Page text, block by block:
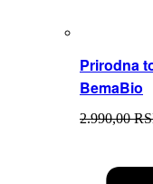
Prirodna
BemaBio
2.990,00